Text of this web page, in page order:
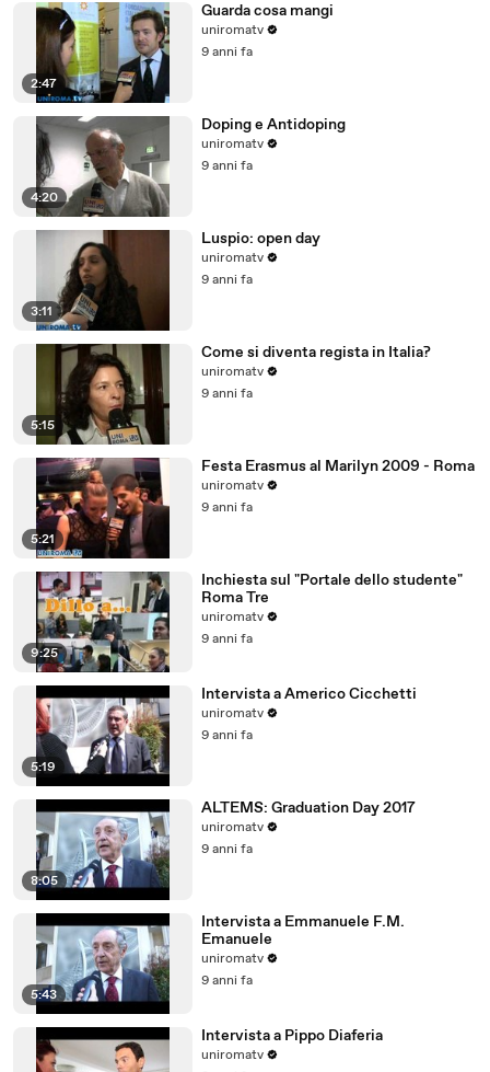
2:47
Guarda cosa mangi
uniromatv
9 anni fa
4:20
Doping e Antidoping
uniromatv
9 anni fa
3:11
Luspio: open day
uniromatv
9 anni fa
5:15
Come si diventa regista in Italia?
uniromatv
9 anni fa
5:21
Festa Erasmus al Marilyn 2009 - Roma
uniromatv
9 anni fa
9:25
Inchiesta sul "Portale dello studente"
Roma Tre
uniromatv
9 anni fa
5:19
Intervista a Americo Cicchetti
uniromatv
9 anni fa
8:05
ALTEMS: Graduation Day 2017
uniromatv
9 anni fa
5:43
Intervista a Emmanuele F.M.
Emanuele
uniromatv
9 anni fa
Intervista a Pippo Diaferia
uniromatv